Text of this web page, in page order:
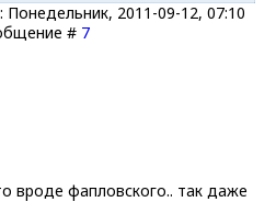
Понедельник, 2011-09-12, 07:10
# 7
вроде фапловского.. так даже